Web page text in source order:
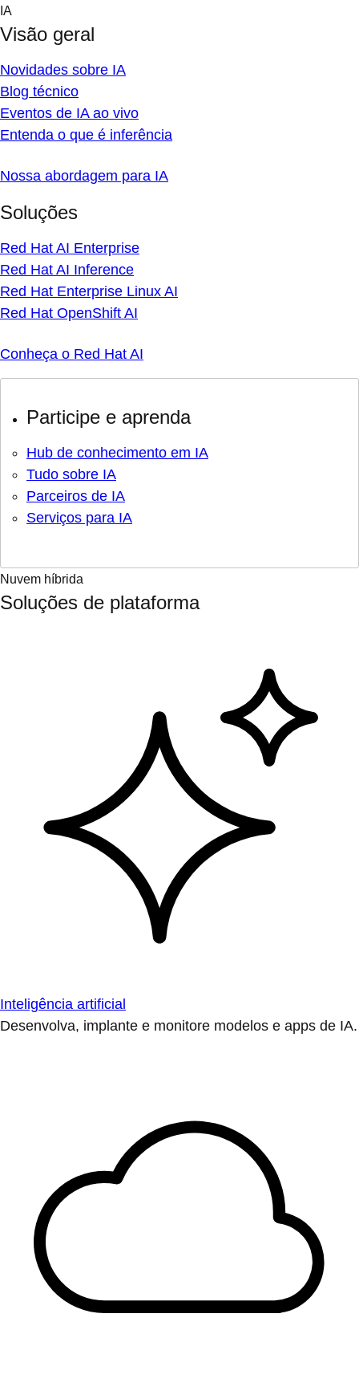
Skip
content
IA
Visão geral
Novidades sobre IA
Blog técnico
Eventos de IA ao vivo
Entenda o que é inferência
Nossa abordagem para IA
Soluções
Red Hat AI Enterprise
Red Hat AI Inference
Red Hat Enterprise Linux AI
Red Hat OpenShift AI
Conheça o Red Hat AI
Participe e aprenda
Hub de conhecimento em IA
Tudo sobre IA
Parceiros de IA
Serviços para IA
Nuvem híbrida
Soluções de plataforma
Inteligência artificial
Desenvolva, implante e monitore modelos e apps de IA.